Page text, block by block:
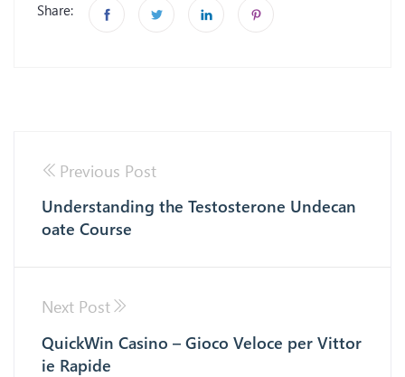
Share:
Previous Post
Understanding the Testosterone Undecan
oate Course
Next Post
QuickWin Casino – Gioco Veloce per Vittor
ie Rapide